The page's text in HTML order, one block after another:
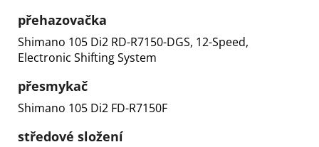
přehazovačka
Shimano 105 Di2 RD-R7150-DGS, 12-Speed,
Electronic Shifting System
přesmykač
Shimano 105 Di2 FD-R7150F
středové složení